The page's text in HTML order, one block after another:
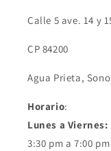
Calle 5 ave. 14 y
CP 84200
Agua Prieta,
Horario:
Lunes a Viernes:
3:30 pm a 7:00 pm